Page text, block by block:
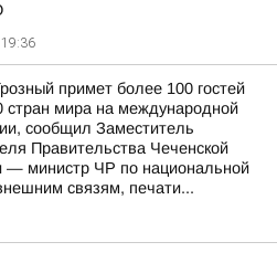
19:36
примет более 100 гостей
стран мира на международной
сообщил Заместитель
Правительства Чеченской
— министр ЧР по национальной
связям, печати...